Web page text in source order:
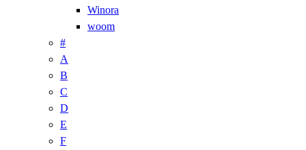
Winora
woom
#
A
B
C
D
E
F